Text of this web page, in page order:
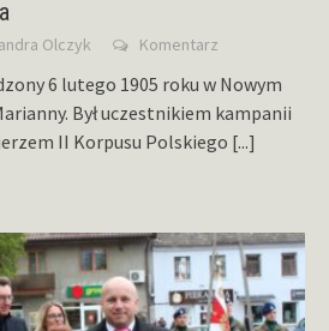
Olczyk Komentarz
6 lutego 1905 roku w Nowym
Był uczestnikiem kampanii
II Korpusu Polskiego [...]